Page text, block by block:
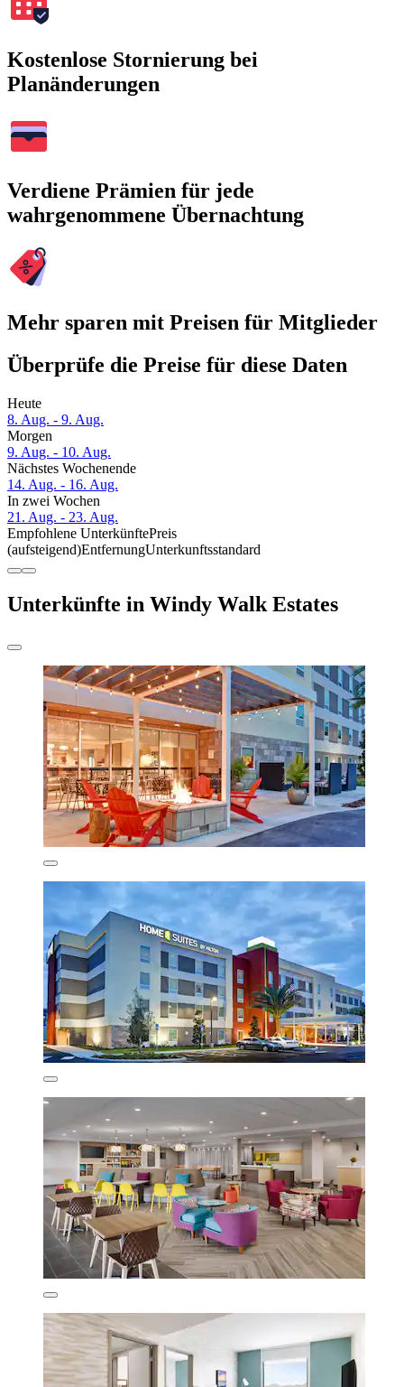
Kostenlose Stornierung bei
Planänderungen
Verdiene Prämien für jede
wahrgenommene Übernachtung
Mehr sparen mit Preisen für Mitglieder
Überprüfe die Preise für diese Daten
Heute
8. Aug. - 9. Aug.
Morgen
9. Aug. - 10. Aug.
Nächstes Wochenende
14. Aug. - 16. Aug.
In zwei Wochen
21. Aug. - 23. Aug.
Empfohlene UnterkünftePreis
(aufsteigend)EntfernungUnterkunftsstandard
Unterkünfte in Windy Walk Estates